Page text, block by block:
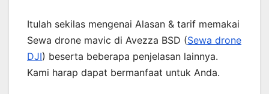
Itulah sekilas mengenai Alasan & tarif memakai
Sewa drone mavic di Avezza BSD (Sewa drone
DJI) beserta beberapa penjelasan lainnya.
Kami harap dapat bermanfaat untuk Anda.